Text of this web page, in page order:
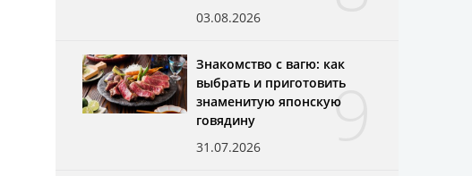
03.08.2026
9
Знакомство с вагю: как
выбрать и приготовить
знаменитую японскую
говядину
31.07.2026